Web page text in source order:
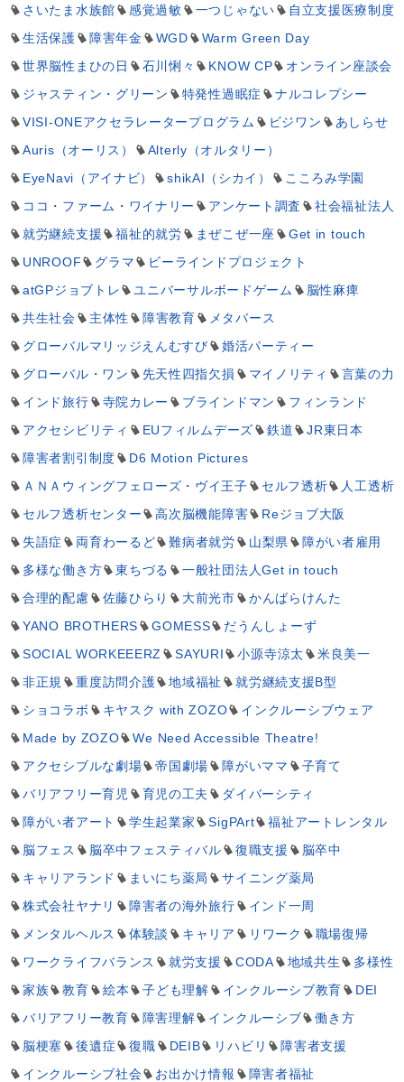
さいたま水族館
感覚過敏 一つじゃない
自立支援医療制度
生活保護
障害年金 WGD
Warm Green Day
世界脳性まひの日
石川悧々 KNOW CP
オンライン座談会
ジャスティン・グリーン
特発性過眠症
ナルコレプシー
VISI-ONEアクセラレータープログラム
ビジワン
あしらせ
Auris（オーリス）
Alterly（オルタリー）
EyeNavi（アイナビ）
shikAI（シカイ）
こころみ学園
ココ・ファーム・ワイナリー
アンケート調査
社会福祉法人
就労継続支援
福祉的就労 まぜこぜ一座
Get in touch
UNROOF
グラマ
ビーラインドプロジェクト
atGPジョブトレ
ユニバーサルボードゲーム
脳性麻痺
共生社会
主体性 障害教育
メタバース
グローバルマリッジえんむすび
婚活パーティー
グローバル・ワン
先天性四指欠損 マイノリティ
言葉の力
インド旅行
寺院カレー ブラインドマン
フィンランド
アクセシビリティ
EUフィルムデーズ 鉄道
JR東日本
障害者割引制度
D6 Motion Pictures
ＡＮＡウィングフェローズ・ヴイ王子
セルフ透析
人工透析
セルフ透析センター
高次脳機能障害
Reジョブ大阪
失語症
両育わーるど 難病者就労 山梨県
障がい者雇用
多様な働き方
東ちづる
一般社団法人Get in touch
合理的配慮
佐藤ひらり 大前光市
かんばらけんた
YANO BROTHERS
GOMESS
だうんしょーず
SOCIAL WORKEEERZ
SAYURI 小源寺涼太
米良美一
非正規
重度訪問介護 地域福祉
就労継続支援B型
ショコラボ
キヤスク with ZOZO
インクルーシブウェア
Made by ZOZO
We Need Accessible Theatre!
アクセシブルな劇場
帝国劇場 障がいママ
子育て
バリアフリー育児
育児の工夫
ダイバーシティ
障がい者アート
学生起業家 SigPArt
福祉アートレンタル
脳フェス
脳卒中フェスティバル 復職支援
脳卒中
キャリアランド
まいにち薬局
サイニング薬局
株式会社ヤナリ
障害者の海外旅行
インド一周
メンタルヘルス
体験談 キャリア リワーク
職場復帰
ワークライフバランス
就労支援 CODA 地域共生
多様性
家族
教育 絵本 子ども理解 インクルーシブ教育
DEI
バリアフリー教育
障害理解 インクルーシブ
働き方
脳梗塞
後遺症 復職 DEIB リハビリ
障害者支援
インクルーシブ社会
お出かけ情報
障害者福祉